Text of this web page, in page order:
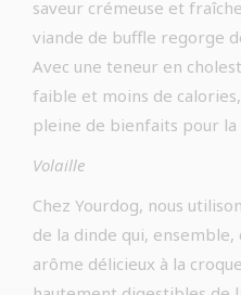
saveur crémeuse et
viande de buffle regorge
Avec une teneur en
faible et moins de
pleine de bienfaits pour la
Volaille
Chez Yourdog, nous
de la dinde qui,
arôme délicieux à la